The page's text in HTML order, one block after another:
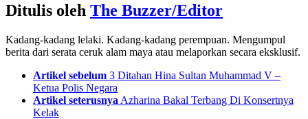
Ditulis oleh The Buzzer/Editor
Kadang-kadang lelaki. Kadang-kadang perempuan. Mengumpul
berita dari serata ceruk alam maya atau melaporkan secara eksklusif.
Artikel sebelum 3 Ditahan Hina Sultan Muhammad V –
Ketua Polis Negara
Artikel seterusnya Azharina Bakal Terbang Di Konsertnya
Kelak